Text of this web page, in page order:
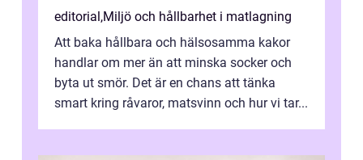
editorial ,Miljö och hållbarhet i matlagning
Att baka hållbara och hälsosamma kakor
handlar om mer än att minska socker och
byta ut smör. Det är en chans att tänka
smart kring råvaror, matsvinn och hur vi tar...